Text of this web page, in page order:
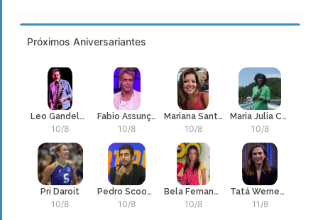
Próximos Aniversariantes
Leo Gandelman
10/8
Fabio Assunção
10/8
Mariana Santos
10/8
Maria Julia Coutinho
10/8
Pri Daroit
10/8
Pedro Scooby
10/8
Bela Fernandes
10/8
Tatá Werneck
11/8